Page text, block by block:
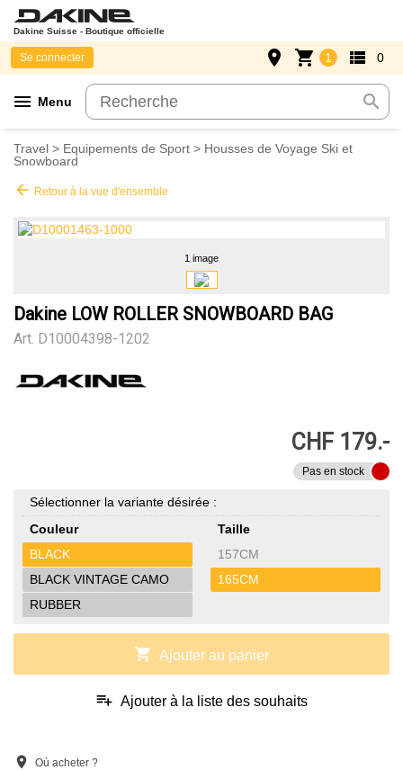
Dakine Suisse - Boutique officielle
menu Menu search
Se connecter place shopping_cart 1 view_list 0
Travel > Equipements de Sport > Housses de Voyage Ski et
Snowboard
arrow_back Retour à la vue d'ensemble
1 image
Dakine LOW ROLLER SNOWBOARD BAG
Art. D10004398-1202
CHF 179.-
Pas en stock
Sélectionner la variante désirée :
Couleur
BLACK
BLACK VINTAGE CAMO
RUBBER
Taille
157CM
165CM
shopping_cart Ajouter au panier
playlist_add Ajouter à la liste des souhaits
location_on Où acheter ?